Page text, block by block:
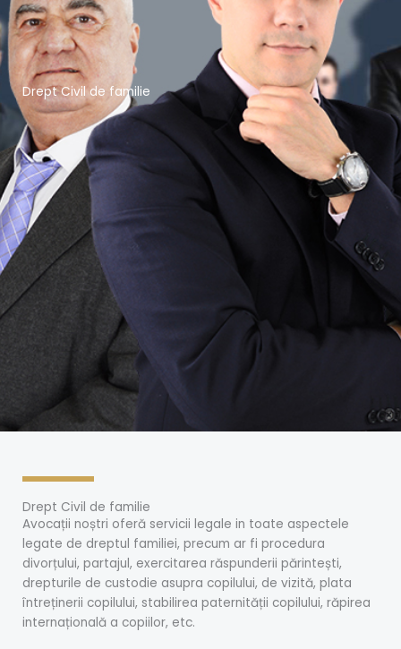
Drept Civil de familie
Drept Civil de familie
Avocații noștri oferă servicii legale in toate aspectele
legate de dreptul familiei, precum ar fi procedura
divorțului, partajul, exercitarea răspunderii părintești,
drepturile de custodie asupra copilului, de vizită, plata
întreținerii copilului, stabilirea paternității copilului, răpirea
internațională a copiilor, etc.